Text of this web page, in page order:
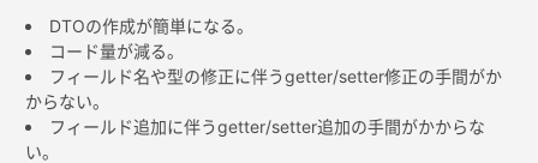
DTOの作成が簡単になる。
コード量が減る。
フィールド名や型の修正に伴うgetter/setter修正の手間がか
からない。
フィールド追加に伴うgetter/setter追加の手間がかからな
い。